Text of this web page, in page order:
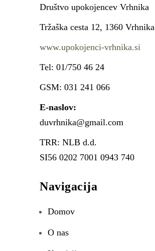
Društvo upokojencev Vrhnika
Tržaška cesta 12, 1360 Vrhnika
www.upokojenci-vrhnika.si
Tel: 01/750 46 24
GSM: 031 241 066
E-naslov:
duvrhnika@gmail.com
TRR: NLB d.d.
SI56 0202 7001 0943 740
Navigacija
Domov
O nas